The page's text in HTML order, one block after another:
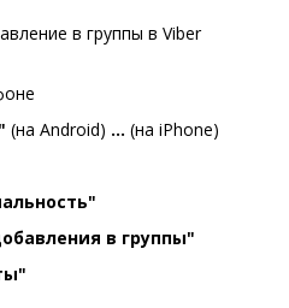
в группы в Viber
(на Android) ... (на iPhone)
в группы"